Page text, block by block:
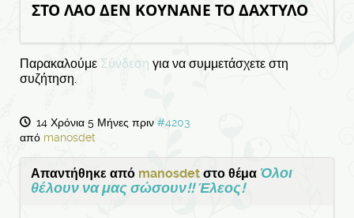
ΣΤΟ ΛΑΟ ΔΕΝ ΚΟΥΝΑΝΕ ΤΟ ΔΑΧΤΥΛΟ
Παρακαλούμε Σύνδεση για να συμμετάσχετε στη
συζήτηση.
14 Χρόνια 5 Μήνες πριν #4203
από manosdet
Απαντήθηκε από manosdet στο θέμα Όλοι
θέλουν να μας σώσουν!! Έλεος!